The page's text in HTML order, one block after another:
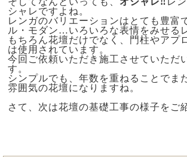
シャレですよね。
レンガのバリエーションはとても豊富
ル・モダン…いろいろな表情をみせる
もちろん花壇だけでなく、門柱やアプ
は使用されています。
今回ご依頼いただき施工させていただ
す。
シンプルでも、年数を重ねることでま
雰囲気の花壇になりますね。
さて、次は花壇の基礎工事の様子をご